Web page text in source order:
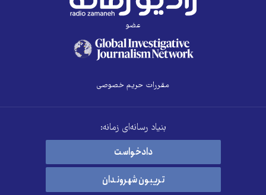
عضو
مقررات حریم خصوصی
بنیاد رسانه‌ای زمانه:
دادخواست
تریبون شهروندان